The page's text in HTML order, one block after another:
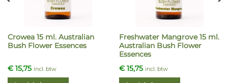
Crowea 15 ml. Australian
Bush Flower Essences
€15,75 incl. btw
Freshwater Mangrove 15 ml.
Australian Bush Flower
Essences
€15,75 incl. btw